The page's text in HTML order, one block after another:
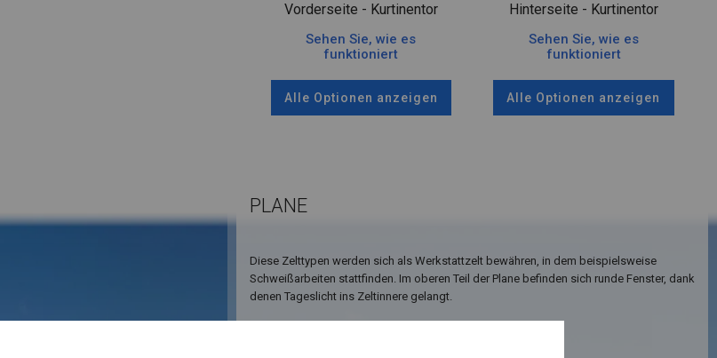
Vorderseite - Kurtinentor
Sehen Sie, wie es
funktioniert
Alle Optionen anzeigen
Hinterseite - Kurtinentor
Sehen Sie, wie es
funktioniert
Alle Optionen anzeigen
PLANE
Diese Zelttypen werden sich als Werkstattzelt bewähren, in dem beispielsweise
Schweißarbeiten stattfinden. Im oberen Teil der Plane befinden sich runde Fenster, dank
denen Tageslicht ins Zeltinnere gelangt.